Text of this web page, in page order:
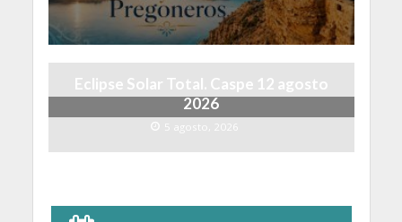
Eclipse Solar Total. Caspe 12 agosto
2026
5 agosto, 2026